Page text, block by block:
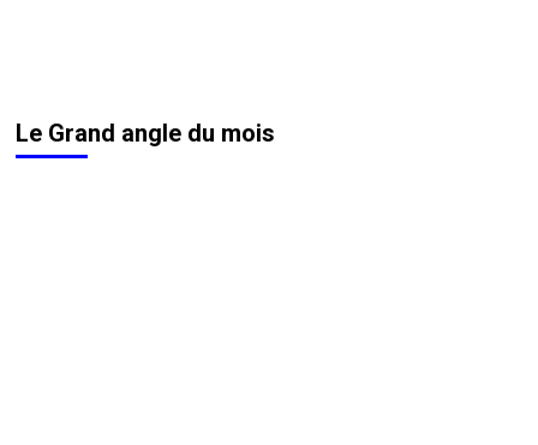
Le Grand angle du mois